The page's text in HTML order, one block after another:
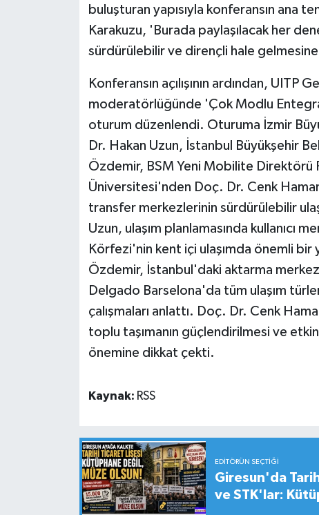
buluşturan yapısıyla konferansın ana
Karakuzu, 'Burada paylaşılacak her
sürdürülebilir ve dirençli hale
Konferansın açılışının ardından,
moderatörlüğünde 'Çok Modlu
oturum düzenlendi. Oturuma İzmir
Dr. Hakan Uzun, İstanbul Büyükşehir
Özdemir, BSM Yeni Mobilite Direktörü
Üniversitesi'nden Doç. Dr. Cenk
transfer merkezlerinin sürdürülebilir
Uzun, ulaşım planlamasında kullanıcı
Körfezi'nin kent içi ulaşımda önemli
Özdemir, İstanbul'daki aktarma
Delgado Barselona'da tüm ulaşım
çalışmaları anlattı. Doç. Dr. Cenk
toplu taşımanın güçlendirilmesi ve
önemine dikkat çekti.
Kaynak: RSS
EDITÖRÜN SEÇTIĞI
Giresun'da
ve STK'lar: